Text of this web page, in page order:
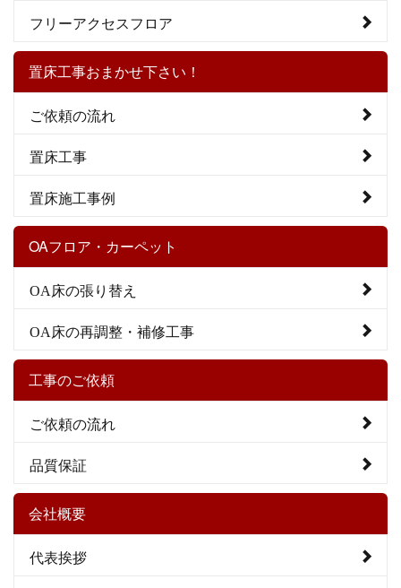
フリーアクセスフロア
置床工事おまかせ下さい！
ご依頼の流れ
置床工事
置床施工事例
OAフロア・カーペット
OA床の張り替え
OA床の再調整・補修工事
工事のご依頼
ご依頼の流れ
品質保証
会社概要
代表挨拶